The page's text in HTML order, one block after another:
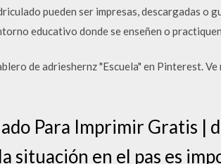
pueden ser impresas, descargadas o
educativo donde se enseñen o
de adrieshernz "Escuela" en Pinterest.
Para Imprimir Gratis |
situación en el pas es